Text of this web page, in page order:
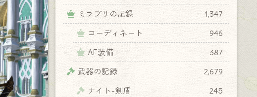
ミラプリの記録
1,347
コーディネート
946
AF装備
387
武器の記録
2,679
ナイト-剣盾
245